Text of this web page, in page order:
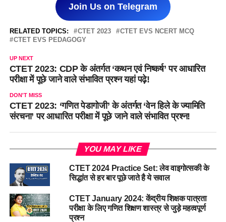
Join Us on Telegram
RELATED TOPICS: CTET 2023
CTET EVS NCERT MCQ
CTET EVS PEDAGOGY
UP NEXT
CTET 2023: CDP के अंतर्गत ‘कथन एवं निष्कर्ष’ पर आधारित
परीक्षा में पूछे जाने वाले संभावित प्रश्न यहां पढ़े!
DON'T MISS
CTET 2023: ‘गणित पेडागोजी’ के अंतर्गत ‘वेन हिले के ज्यामिति
संरचना’ पर आधारित परीक्षा में पूछे जाने वाले संभावित प्रश्न!
YOU MAY LIKE
CTET 2024 Practice Set: लेव वाइगोत्सकी के
सिद्धांत से हर बार पूछे जाते है ये सवाल
CTET January 2024: केंद्रीय शिक्षक पात्रता
परीक्षा के लिए गणित शिक्षण शास्त्र से जुड़े महत्वपूर्ण
प्रश्न